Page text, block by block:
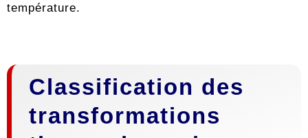
température.
Classification des
transformations